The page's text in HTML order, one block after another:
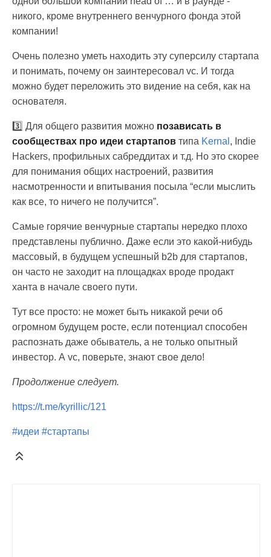
никого, кроме внутреннего венчурного фонда этой
компании!
Очень полезно уметь находить эту суперсилу стартапа
и понимать, почему он заинтересовал vc. И тогда
можно будет переложить это видение на себя, как на
основателя.
3️⃣ Для общего развития можно позависать в
сообществах про идеи стартапов типа Kernal , Indie
Hackers, профильных сабреддитах и т.д. Но это скорее
для понимания общих настроений, развития
насмотренности и впитывания посыла “если мыслить
как все, то ничего не получится”.
Самые горячие венчурные стартапы нередко плохо
представлены публично. Даже если это какой-нибудь
массовый, в будущем успешный b2b для стартапов,
он часто не заходит на площадках вроде продакт
ханта в начале своего пути.
Тут все просто: не может быть никакой речи об
огромном будущем росте, если потенциал способен
распознать даже обыватель, а не только опытный
инвестор. А vc, поверьте, знают свое дело!
Продолжение следует.
https://t.me/kyrillic/121
#идеи #стартапы